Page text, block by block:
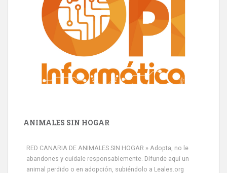
ANIMALES SIN HOGAR
RED CANARIA DE ANIMALES SIN HOGAR » Adopta, no le
abandones y cuídale responsablemente. Difunde aquí un
animal perdido o en adopción, subiéndolo a Leales.org